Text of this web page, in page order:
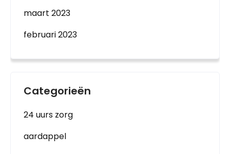
maart 2023
februari 2023
Categorieën
24 uurs zorg
aardappel